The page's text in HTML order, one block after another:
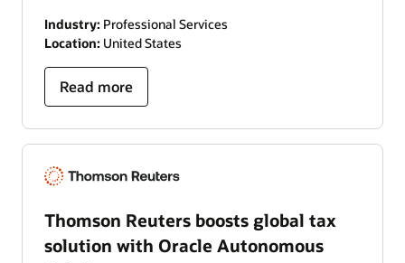
Industry: Professional Services
Location: United States
Read more
Thomson Reuters boosts global tax
solution with Oracle Autonomous